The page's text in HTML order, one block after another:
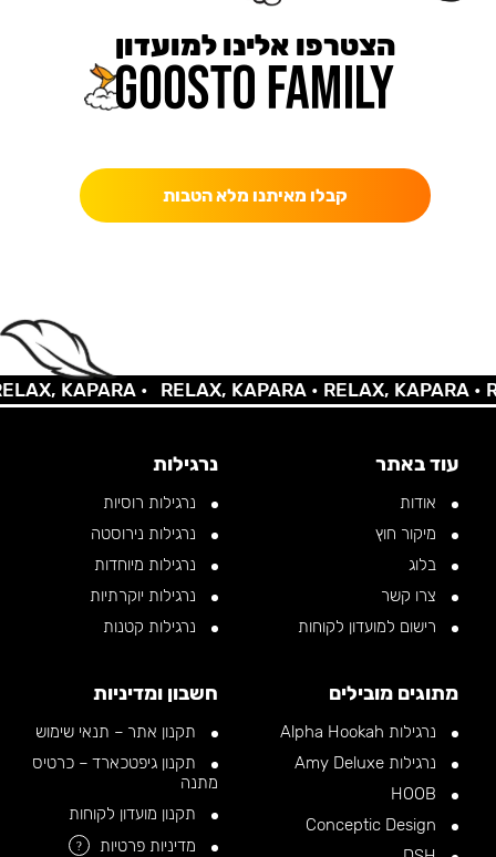
הצטרפו אלינו למועדון
קבלו מאיתנו מלא הטבות
KAPARA • RELAX, KAPARA •RELAX, KAPARA •
עוד באתר
אודות
מיקור חוץ
בלוג
צרו קשר
רישום למועדון לקוחות
נרגילות
נרגילות רוסיות
נרגילות נירוסטה
נרגילות מיוחדות
נרגילות יוקרתיות
נרגילות קטנות
מתוגים מובילים
נרגילות Alpha Hookah
נרגילות Amy Deluxe
חשבון ומדיניות
תקנון אתר – תנאי שימוש
תקנון גיפטכארד – כרטיס
מתנה
תקנון מועדון לקוחות
מדיניות פרטיות
?